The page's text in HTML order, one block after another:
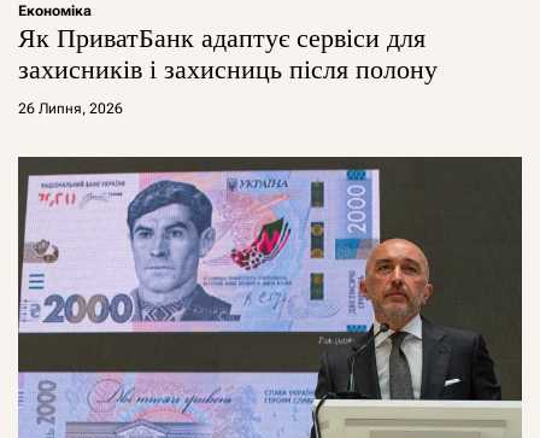
Економіка
Як ПриватБанк адаптує сервіси для
захисників і захисниць після полону
26 Липня, 2026